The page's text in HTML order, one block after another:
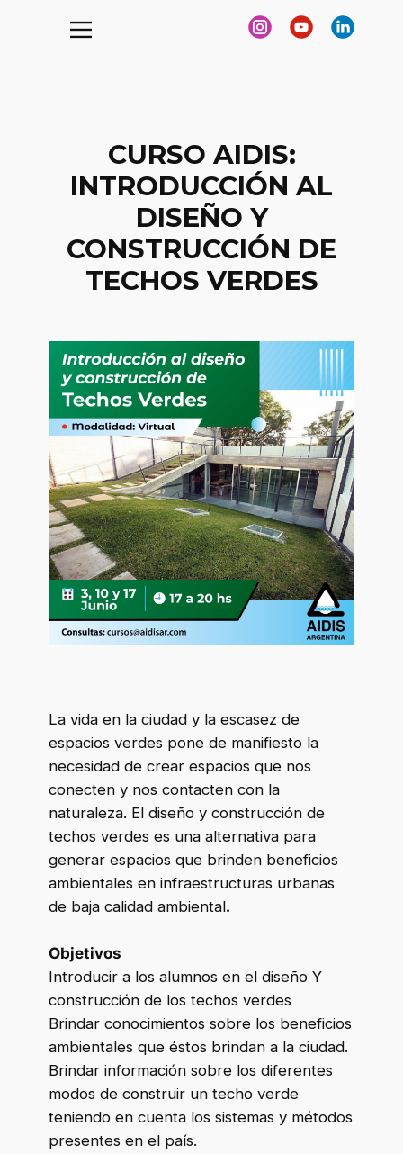
CURSO AIDIS:
INTRODUCCIÓN AL
DISEÑO Y
CONSTRUCCIÓN DE
TECHOS VERDES
La vida en la ciudad y la escasez de
espacios verdes pone de manifiesto la
necesidad de crear espacios que nos
conecten y nos contacten con la
naturaleza. El diseño y construcción de
techos verdes es una alternativa para
generar espacios que brinden beneficios
ambientales en infraestructuras urbanas
de baja calidad ambiental.
Objetivos
Introducir a los alumnos en el diseño Y
construcción de los techos verdes
Brindar conocimientos sobre los beneficios
ambientales que éstos brindan a la ciudad.
Brindar información sobre los diferentes
modos de construir un techo verde
teniendo en cuenta los sistemas y métodos
presentes en el país.